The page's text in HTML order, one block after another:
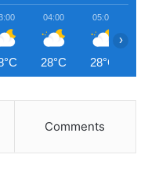
04:00
28°C
05:00
28°C
›
Comments